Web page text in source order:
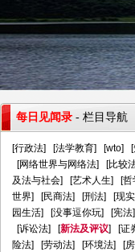
每日见闻录 - 栏目导航
[行政法] [法学教育] [wto] [
[网络世界与网络法] [比较
及法与社会] [艺术人生] [哲
世界] [民商法] [刑法] [现
园生活] [没事逗你玩] [宪法
[诉讼法] [新法及评议] [证
险法] [劳动法] [环境法] [